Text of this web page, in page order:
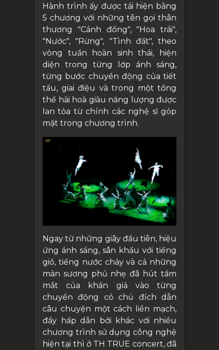
Hành trình ấy được tái hiện bằng
5 chương với những tên gọi thân
thương "Cánh đồng", "Hoa trái",
"Nước", "Rừng", "Tình đất", theo
vòng tuần hoàn sinh thái, hiện
diện trong từng lớp ánh sáng,
từng bước chuyển động của tiết
tấu, giai điệu và trong một tổng
thể hài hoà giàu năng lượng được
lan tỏa từ chính các nghệ sĩ góp
mặt trong chương trình.
Ngay từ những giây đầu tiên, hiệu
ứng ánh sáng, sân khấu với tiếng
gió, tiếng nước chảy và cả những
màn sương phủ nhẹ đã hút tầm
mắt của khán giả vào từng
chuyển động có chủ đích dẫn
câu chuyện một cách liền mạch,
đầy hấp dẫn bởi khác với nhiều
chương trình sử dụng công nghệ
hiện tại thì ở TH TRUE concert, đã